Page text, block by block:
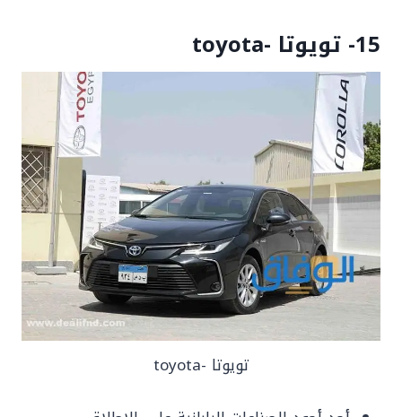
15- تويوتا -toyota
تويوتا -toyota